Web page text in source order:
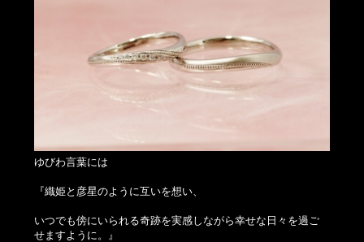
ゆびわ言葉には
『織姫と彦星のように互いを想い、
いつでも傍にいられる奇跡を実感しながら幸せな日々を過ご
せますように。』